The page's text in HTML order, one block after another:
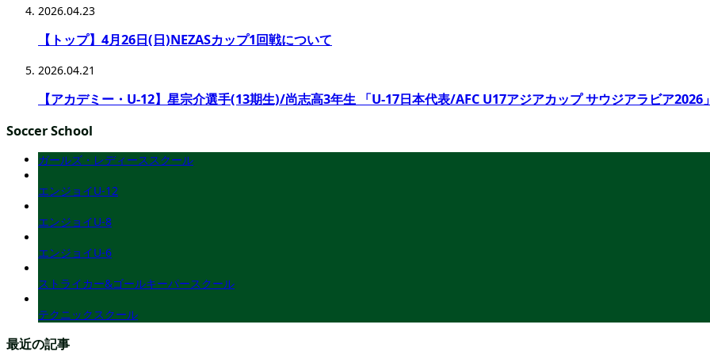
2026.04.23
【トップ】4月26日(日)NEZASカップ1回戦について
2026.04.21
【アカデミー・U-12】星宗介選手(13期生)/尚志高3年生 「U-17日本代表/AFC U17アジアカップ サウジアラビア2026
Soccer School
ガールズ・レディーススクール
エンジョイU-12
エンジョイU-8
エンジョイU-6
ストライカー&ゴールキーパースクール
テクニックスクール
最近の記事